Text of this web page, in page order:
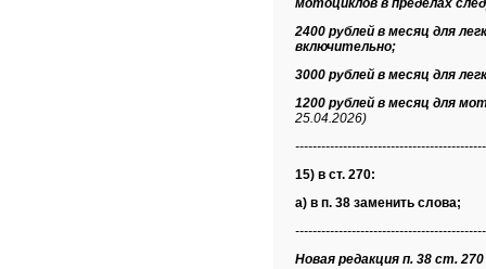
мотоциклов в пределах
2400 рублей в месяц для
включительно;
3000 рублей в месяц для
1200 рублей в месяц для
25.04.2026)
15) в ст. 270:
а) в п. 38 заменить слова;
Новая редакция п. 38 ст.